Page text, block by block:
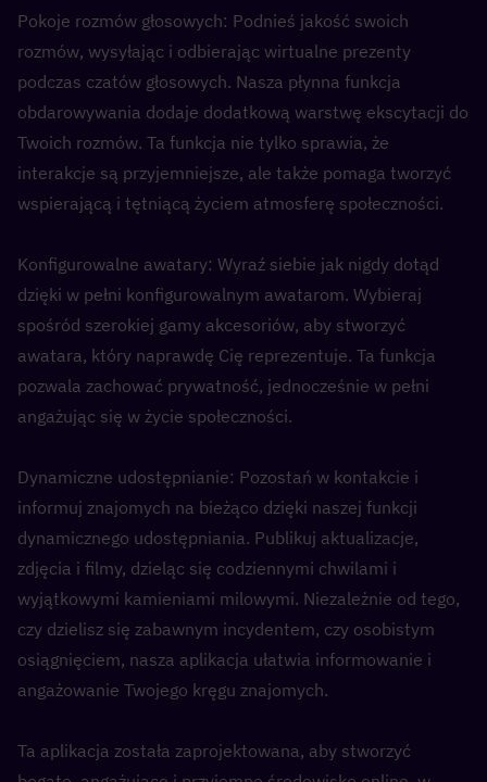
Pokoje rozmów głosowych: Podnieś jakość swoich
rozmów, wysyłając i odbierając wirtualne prezenty
podczas czatów głosowych. Nasza płynna funkcja
obdarowywania dodaje dodatkową warstwę ekscytacji do
Twoich rozmów. Ta funkcja nie tylko sprawia, że
interakcje są przyjemniejsze, ale także pomaga tworzyć
wspierającą i tętniącą życiem atmosferę społeczności.
Konfigurowalne awatary: Wyraź siebie jak nigdy dotąd
dzięki w pełni konfigurowalnym awatarom. Wybieraj
spośród szerokiej gamy akcesoriów, aby stworzyć
awatara, który naprawdę Cię reprezentuje. Ta funkcja
pozwala zachować prywatność, jednocześnie w pełni
angażując się w życie społeczności.
Dynamiczne udostępnianie: Pozostań w kontakcie i
informuj znajomych na bieżąco dzięki naszej funkcji
dynamicznego udostępniania. Publikuj aktualizacje,
zdjęcia i filmy, dzieląc się codziennymi chwilami i
wyjątkowymi kamieniami milowymi. Niezależnie od tego,
czy dzielisz się zabawnym incydentem, czy osobistym
osiągnięciem, nasza aplikacja ułatwia informowanie i
angażowanie Twojego kręgu znajomych.
Ta aplikacja została zaprojektowana, aby stworzyć